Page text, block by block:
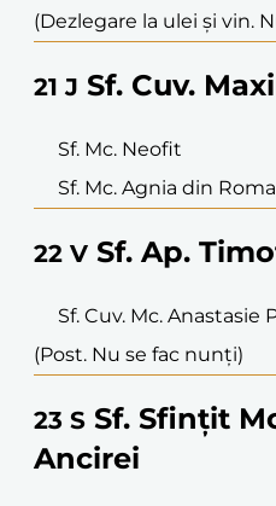
(Dezlegare la ulei și vin.
21 J Sf. Cuv.
Sf. Mc. Neofit
Sf. Mc. Agnia din Roma
22 V Sf. Ap.
Sf. Cuv. Mc. Anastasie
(Post. Nu se fac nunți)
23 S Sf. Sfințit
Ancirei